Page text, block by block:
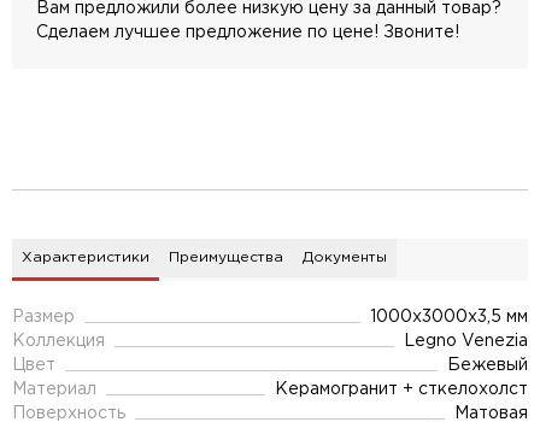
Вам предложили более низкую цену за данный товар?
Сделаем лучшее предложение по цене! Звоните!
Характеристики Преимущества Документы
Размер
1000x3000x3,5 мм
Коллекция
Legno Venezia
Цвет
Бежевый
Материал
Керамогранит + сткелохолст
Поверхность
Матовая